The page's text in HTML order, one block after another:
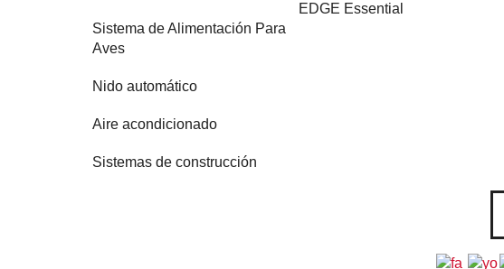
Sistema de Alimentación Para
Aves
Nido automático
Aire acondicionado
Sistemas de construcción
EDGE Essential